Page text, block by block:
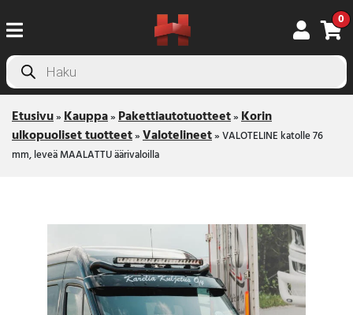
0
Products
search
Etusivu»Kauppa»Pakettiautotuotteet»Korin
ulkopuoliset tuotteet»Valotelineet»VALOTELINE katolle 76
mm, leveä MAALATTU äärivaloilla